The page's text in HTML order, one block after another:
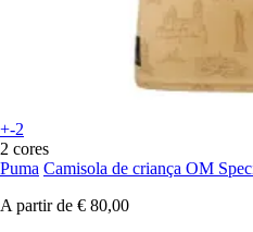
+-2
2 cores
Puma Camisola de criança OM
A partir de € 80,00